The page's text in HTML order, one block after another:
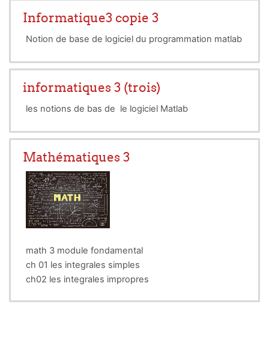
Informatique3 copie 3
Notion de base de logiciel du programmation matlab
informatiques 3 (trois)
les notions de bas de le logiciel Matlab
Mathématiques 3
math 3 module fondamental
ch 01 les integrales simples
ch02 les integrales impropres